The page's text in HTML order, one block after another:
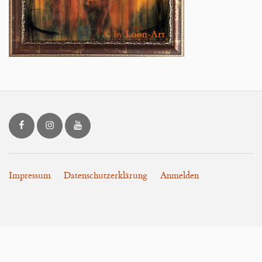
Blog
LOON.art bei Facebook
LOON.art bei Instagram
LOON.art bei YouTube
Impressum Datenschutzerklärung Anmelden